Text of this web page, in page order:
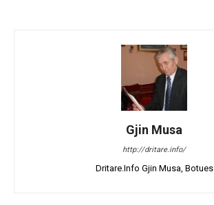
Gjin Musa
http://dritare.info/
Dritare.Info Gjin Musa, Botues